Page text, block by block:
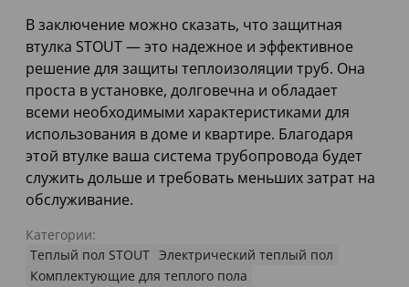
В заключение можно сказать, что защитная
втулка STOUT — это надежное и эффективное
решение для защиты теплоизоляции труб. Она
проста в установке, долговечна и обладает
всеми необходимыми характеристиками для
использования в доме и квартире. Благодаря
этой втулке ваша система трубопровода будет
служить дольше и требовать меньших затрат на
обслуживание.
Категории:
Теплый пол STOUT Электрический теплый пол
Комплектующие для теплого пола